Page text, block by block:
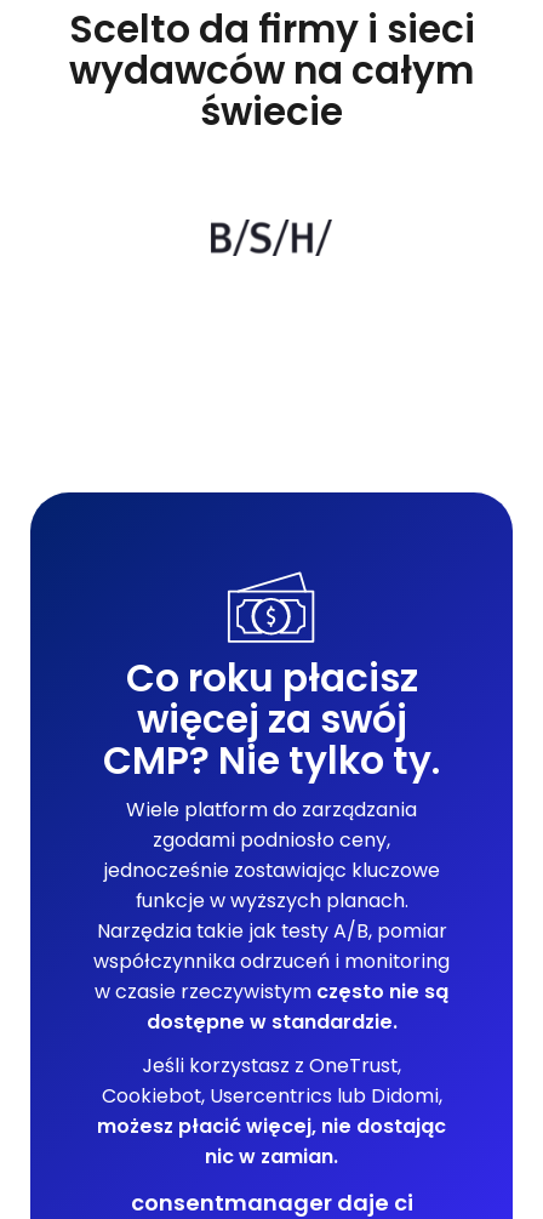
Scelto da firmy i sieci
wydawców na całym
świecie
Co roku płacisz
więcej za swój
CMP? Nie tylko ty.
Wiele platform do zarządzania
zgodami podniosło ceny,
jednocześnie zostawiając kluczowe
funkcje w wyższych planach.
Narzędzia takie jak testy A/B, pomiar
współczynnika odrzuceń i monitoring
w czasie rzeczywistym często nie są
dostępne w standardzie.
Jeśli korzystasz z OneTrust,
Cookiebot, Usercentrics lub Didomi,
możesz płacić więcej, nie dostając
nic w zamian.
consentmanager daje ci